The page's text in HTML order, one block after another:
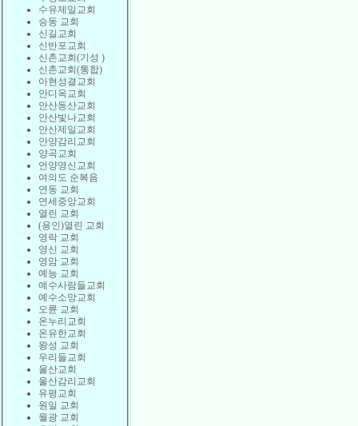
수유제일교회
승동 교회
신길교회
신반포교회
신촌교회(기성 )
신촌교회(통합)
아현성결교회
안디옥교회
안산동산교회
안산빛나교회
안산제일교회
안양감리교회
양곡교회
언양영신교회
여의도 순복음
연동 교회
연세중앙교회
열린 교회
(용인)열린 교회
영락 교회
영신 교회
영암 교회
예능 교회
예수사람들교회
예수소망교회
오륜 교회
온누리교회
온유한교회
왕성 교회
우리들교회
울산교회
울산감리교회
유평교회
원일 교회
월광 교회